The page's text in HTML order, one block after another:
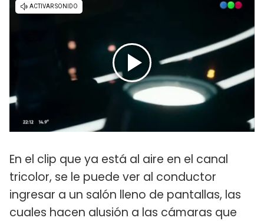
En el clip que ya está al aire en el canal
tricolor, se le puede ver al conductor
ingresar a un salón lleno de pantallas, las
cuales hacen alusión a las cámaras que